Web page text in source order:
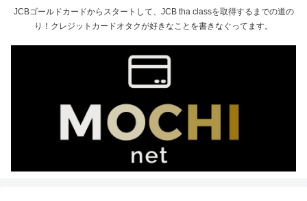
JCBゴールドカードからスタートして、JCB tha classを取得するまでの道の
り！クレジットカードオタクが好きなことを書きなぐってます。